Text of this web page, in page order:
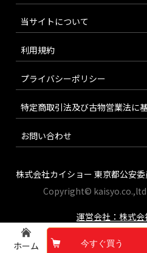
ホーム 今すぐ買う
当サイトについて
利用規約
プライバシーポリシー
特定商取引法及び古物営業法に
お問い合わせ
株式会社カイショー 東京都公安
Copyright© kaisyo.co.,ltd
運営会社：株式